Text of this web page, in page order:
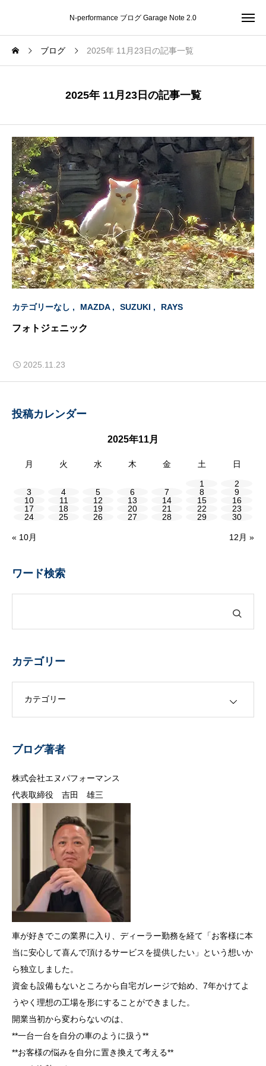
N-performance ブログ Garage Note 2.0
ブログ 2025年 11月23日の記事一覧
2025年 11月23日の記事一覧
カテゴリーなし MAZDA SUZUKI RAYS
フォトジェニック
2025.11.23
投稿カレンダー
2025年11月
月 火 水 木 金 土 日
1
2
3
4 5 6 7 8
9
10
11 12 13 14 15
16
17
18 19 20 21 22
23
24
25 26 27 28 29 30
« 10月 12月 »
ワード検索
カテゴリー
ブログ著者
株式会社エヌパフォーマンス
代表取締役 吉田 雄三
車が好きでこの業界に入り、ディーラー勤務を経て「お客様に本
当に安心して喜んで頂けるサービスを提供したい」という想いか
ら独立しました。
資金も設備もないところから自宅ガレージで始め、7年かけてよ
うやく理想の工場を形にすることができました。
開業当初から変わらないのは、
**一台一台を自分の車のように扱う**
**お客様の悩みを自分に置き換えて考える**